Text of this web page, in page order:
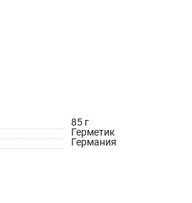
85 г
Герметик
Германия